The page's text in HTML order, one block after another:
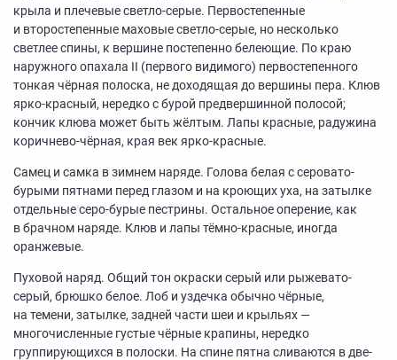
крыла и плечевые светло-серые. Первостепенные
и второстепенные маховые светло-серые, но несколько
светлее спины, к вершине постепенно белеющие. По краю
наружного опахала II (первого видимого) первостепенного
тонкая чёрная полоска, не доходящая до вершины пера. Клюв
ярко-красный, нередко с бурой предвершинной полосой;
кончик клюва может быть жёлтым. Лапы красные, радужина
коричнево-чёрная, края век ярко-красные.
Самец и самка в зимнем наряде. Голова белая с серовато-
бурыми пятнами перед глазом и на кроющих уха, на затылке
отдельные серо-бурые пестрины. Остальное оперение, как
в брачном наряде. Клюв и лапы тёмно-красные, иногда
оранжевые.
Пуховой наряд. Общий тон окраски серый или рыжевато-
серый, брюшко белое. Лоб и уздечка обычно чёрные,
на темени, затылке, задней части шеи и крыльях —
многочисленные густые чёрные крапины, нередко
группирующихся в полоски. На спине пятна сливаются в две-